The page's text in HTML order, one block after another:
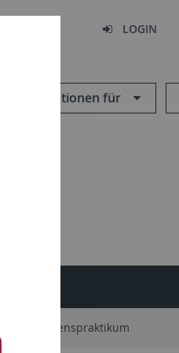
LOGIN
Informationen für
Unternehmenspraktikum